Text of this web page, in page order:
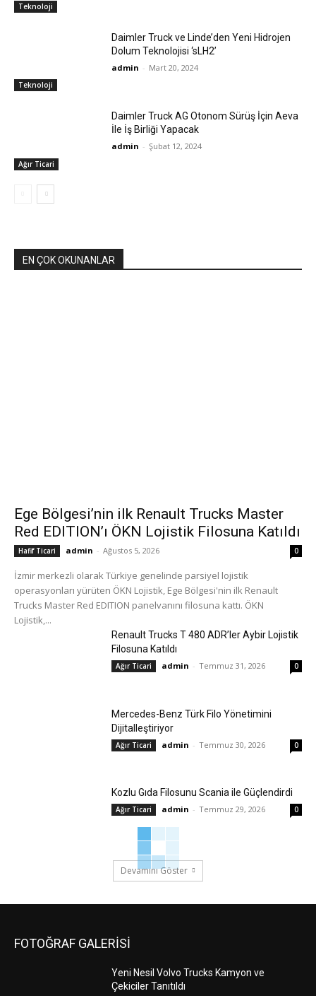
Teknoloji
Teknoloji
Daimler Truck ve Linde’den Yeni Hidrojen
Dolum Teknolojisi ‘sLH2’
admin - Mart 20, 2024
Ağır Ticari
Daimler Truck AG Otonom Sürüş İçin Aeva
İle İş Birliği Yapacak
admin - Şubat 12, 2024
EN ÇOK OKUNANLAR
Ege Bölgesi’nin ilk Renault Trucks Master
Red EDITION’ı ÖKN Lojistik Filosuna Katıldı
Hafif Ticari admin - Ağustos 5, 2026 0
İzmir merkezli olarak Türkiye genelinde parsiyel lojistik
operasyonları yürüten ÖKN Lojistik, Ege Bölgesi'nin ilk Renault
Trucks Master Red EDITION panelvanını filosuna kattı. ÖKN
Lojistik,...
Renault Trucks T 480 ADR’ler Aybir Lojistik
Filosuna Katıldı
Ağır Ticari admin - Temmuz 31, 2026 0
Mercedes-Benz Türk Filo Yönetimini
Dijitalleştiriyor
Ağır Ticari admin - Temmuz 30, 2026 0
Kozlu Gıda Filosunu Scania ile Güçlendirdi
Ağır Ticari admin - Temmuz 29, 2026 0
Devamını Göster
FOTOĞRAF GALERİSİ
Yeni Nesil Volvo Trucks Kamyon ve
Çekiciler Tanıtıldı